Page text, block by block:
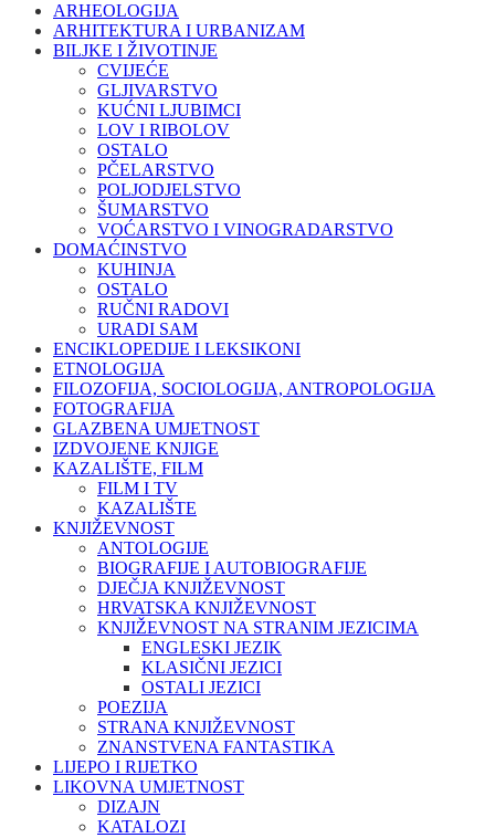
ARHEOLOGIJA
ARHITEKTURA I URBANIZAM
BILJKE I ŽIVOTINJE
CVIJEĆE
GLJIVARSTVO
KUĆNI LJUBIMCI
LOV I RIBOLOV
OSTALO
PČELARSTVO
POLJODJELSTVO
ŠUMARSTVO
VOĆARSTVO I VINOGRADARSTVO
DOMAĆINSTVO
KUHINJA
OSTALO
RUČNI RADOVI
URADI SAM
ENCIKLOPEDIJE I LEKSIKONI
ETNOLOGIJA
FILOZOFIJA, SOCIOLOGIJA, ANTROPOLOGIJA
FOTOGRAFIJA
GLAZBENA UMJETNOST
IZDVOJENE KNJIGE
KAZALIŠTE, FILM
FILM I TV
KAZALIŠTE
KNJIŽEVNOST
ANTOLOGIJE
BIOGRAFIJE I AUTOBIOGRAFIJE
DJEČJA KNJIŽEVNOST
HRVATSKA KNJIŽEVNOST
KNJIŽEVNOST NA STRANIM JEZICIMA
ENGLESKI JEZIK
KLASIČNI JEZICI
OSTALI JEZICI
POEZIJA
STRANA KNJIŽEVNOST
ZNANSTVENA FANTASTIKA
LIJEPO I RIJETKO
LIKOVNA UMJETNOST
DIZAJN
KATALOZI